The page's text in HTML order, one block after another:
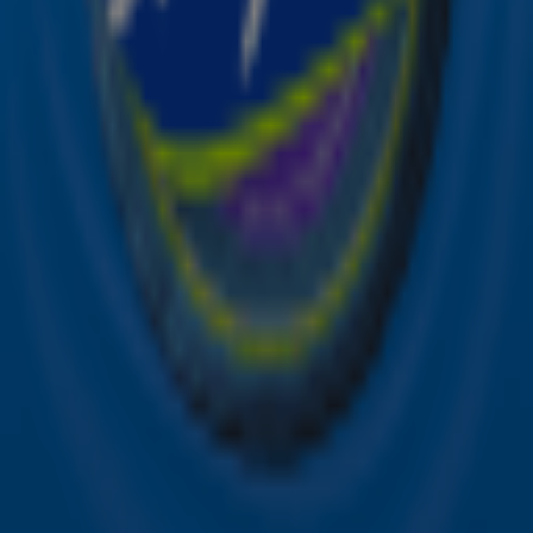
Alle Sky zenders
Sky Radio FM-frequenties per regio
Gebruiksvoorwaarden